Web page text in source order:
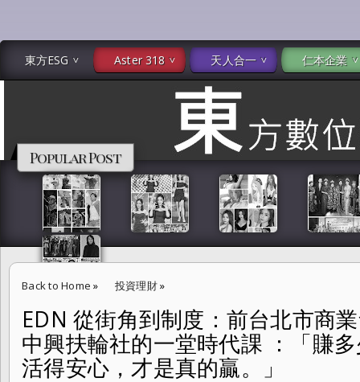
東方ESG Aster 318 天人合一 仁本企業
Popular Post
Back to Home » 投資理財»
EDN 從街角到制度：前台北市商業會理事長王應傑在台北中興扶輪社
得久、活得安心，才是真的贏。」
EDN 從街角到制度：前台北市商
中興扶輪社的一堂時代課 ：「賺
活得安心，才是真的贏。」